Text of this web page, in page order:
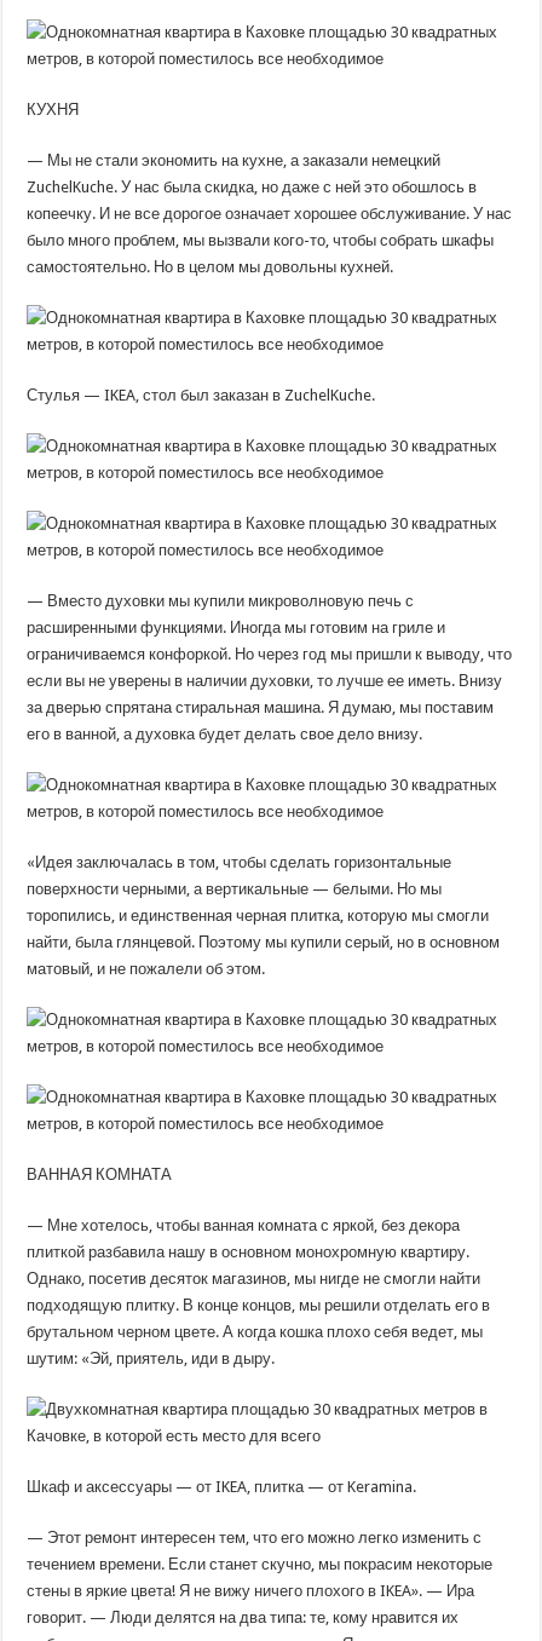
КУХНЯ
— Мы не стали экономить на кухне, а заказали немецкий
ZuchelKuche. У нас была скидка, но даже с ней это обошлось в
копеечку. И не все дорогое означает хорошее обслуживание. У нас
было много проблем, мы вызвали кого-то, чтобы собрать шкафы
самостоятельно. Но в целом мы довольны кухней.
Стулья — IKEA, стол был заказан в ZuchelKuche.
— Вместо духовки мы купили микроволновую печь с
расширенными функциями. Иногда мы готовим на гриле и
ограничиваемся конфоркой. Но через год мы пришли к выводу, что
если вы не уверены в наличии духовки, то лучше ее иметь. Внизу
за дверью спрятана стиральная машина. Я думаю, мы поставим
его в ванной, а духовка будет делать свое дело внизу.
«Идея заключалась в том, чтобы сделать горизонтальные
поверхности черными, а вертикальные — белыми. Но мы
торопились, и единственная черная плитка, которую мы смогли
найти, была глянцевой. Поэтому мы купили серый, но в основном
матовый, и не пожалели об этом.
ВАННАЯ КОМНАТА
— Мне хотелось, чтобы ванная комната с яркой, без декора
плиткой разбавила нашу в основном монохромную квартиру.
Однако, посетив десяток магазинов, мы нигде не смогли найти
подходящую плитку. В конце концов, мы решили отделать его в
брутальном черном цвете. А когда кошка плохо себя ведет, мы
шутим: «Эй, приятель, иди в дыру.
Шкаф и аксессуары — от IKEA, плитка — от Keramina.
— Этот ремонт интересен тем, что его можно легко изменить с
течением времени. Если станет скучно, мы покрасим некоторые
стены в яркие цвета! Я не вижу ничего плохого в IKEA». — Ира
говорит. — Люди делятся на два типа: те, кому нравится их